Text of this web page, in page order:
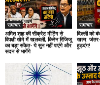
समाचार
अमित शाह की सीक्रेट मीटिंग से
विपक्षी खेमे में खलबली, किरेन रिजिजू
का बड़ा संकेत- ये सुन नहीं पाएंगे और
सदन से भागेंगे
समाचार
दिल्ली को
खत्म: जंतर-
हुड़दंग!